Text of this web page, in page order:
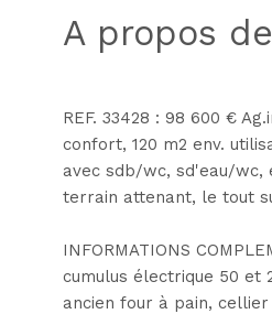
a propos
REF. 33428 : 98 600 €
confort, 120 m2 env.
avec sdb/wc, sd'eau/wc,
terrain attenant, le tout
INFORMATIONS
cumulus électrique 50 et
ancien four à pain,